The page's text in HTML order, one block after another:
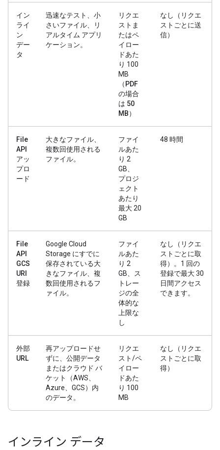
イン
ライ
ン
デー
タ
迅速なテスト、小
さいファイル、リ
アルタイム アプリ
ケーション。
リクエ
ストま
たはペ
イロー
ドあた
り 100
MB
（ PDF
の場合
は 50
MB）
なし（リクエ
ストごとに送
信）
File
API
アッ
プロ
ード
大きなファイル、
複数回使用される
ファイル。
ファイ
ルあた
り 2
GB、
プロジ
ェクト
あたり
最大 20
GB
48 時間
File
API
GCS
URI
登録
Google Cloud
Storage にすでに
保存されている大
きなファイル、複
数回使用されるフ
ァイル。
ファイ
ルあた
り 2
GB、ス
トレー
ジの全
体的な
上限な
し
なし（リクエ
ストごとに取
得）。1 回の
登録で最大 30
日間アクセス
できます。
外部
URL
再アップロードせ
ずに、公開データ
またはクラウド バ
ケット（AWS、
Azure、GCS）内
のデータ。
リクエ
スト/ペ
イロー
ドあた
り 100
MB
なし（リクエ
ストごとに取
得）
インライン データ